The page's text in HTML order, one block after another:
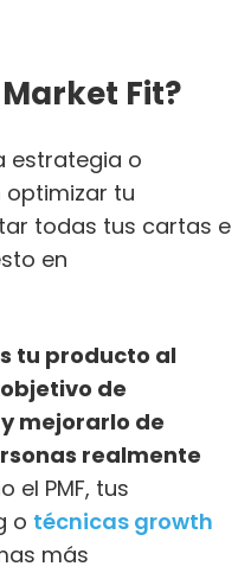
Fit?
estrategia o
optimizar tu
todas tus cartas e
en
tu producto al
de
mejorarlo de
realmente
el PMF, tus
o técnicas growth
más